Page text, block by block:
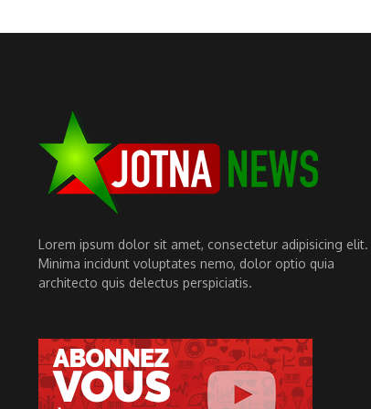
Lorem ipsum dolor sit amet, consectetur adipisicing elit.
Minima incidunt voluptates nemo, dolor optio quia
architecto quis delectus perspiciatis.